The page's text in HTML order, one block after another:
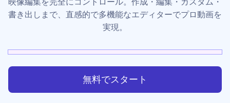
書き出しまで、直感的で多機能なエディターでプロ動画を
実現。
無料でスタート